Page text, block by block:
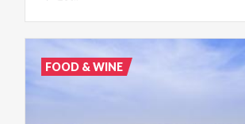
FOOD & WINE